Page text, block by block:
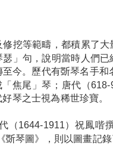
挖等範疇，都積累了
」句，說明當時人們
今。歷代有斲琴名手
焦尾」琴；唐代（
琴之士視為稀世珍寶。
（1644-1911）祝鳳喈
斲琴圖》，則以圖畫記錄